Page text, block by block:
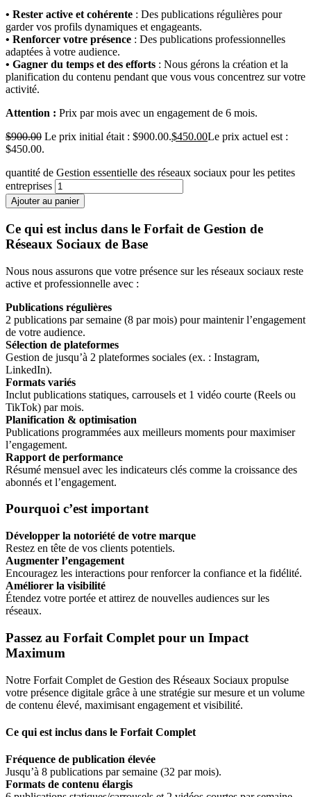
• Rester active et cohérente : Des publications régulières pour
garder vos profils dynamiques et engageants.
• Renforcer votre présence : Des publications professionnelles
adaptées à votre audience.
• Gagner du temps et des efforts : Nous gérons la création et la
planification du contenu pendant que vous vous concentrez sur votre
activité.
Attention : Prix par mois avec un engagement de 6 mois.
$900.00 Le prix initial était : $900.00.$450.00Le prix actuel est :
$450.00.
quantité de Gestion essentielle des réseaux sociaux pour les petites
entreprises
Ajouter au panier
Ce qui est inclus dans le Forfait de Gestion de
Réseaux Sociaux de Base
Nous nous assurons que votre présence sur les réseaux sociaux reste
active et professionnelle avec :
Publications régulières
2 publications par semaine (8 par mois) pour maintenir l’engagement
de votre audience.
Sélection de plateformes
Gestion de jusqu’à 2 plateformes sociales (ex. : Instagram,
LinkedIn).
Formats variés
Inclut publications statiques, carrousels et 1 vidéo courte (Reels ou
TikTok) par mois.
Planification & optimisation
Publications programmées aux meilleurs moments pour maximiser
l’engagement.
Rapport de performance
Résumé mensuel avec les indicateurs clés comme la croissance des
abonnés et l’engagement.
Pourquoi c’est important
Développer la notoriété de votre marque
Restez en tête de vos clients potentiels.
Augmenter l’engagement
Encouragez les interactions pour renforcer la confiance et la fidélité.
Améliorer la visibilité
Étendez votre portée et attirez de nouvelles audiences sur les
réseaux.
Passez au Forfait Complet pour un Impact
Maximum
Notre Forfait Complet de Gestion des Réseaux Sociaux propulse
votre présence digitale grâce à une stratégie sur mesure et un volume
de contenu élevé, maximisant engagement et visibilité.
Ce qui est inclus dans le Forfait Complet
Fréquence de publication élevée
Jusqu’à 8 publications par semaine (32 par mois).
Formats de contenu élargis